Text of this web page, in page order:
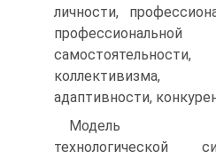
личности,
самостоятельности,
коллективизма,
адаптивности,
Модель
технологической